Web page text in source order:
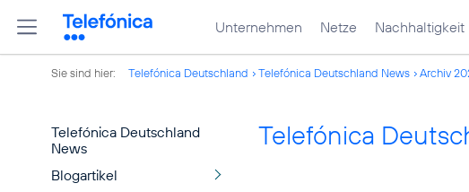
Unternehmen Netze Nachhaltigkeit
Sie sind hier: Telefónica Deutschland Telefónica Deutschland News Archiv
Telefónica Deutschland
News
Blogartikel
Telefónica